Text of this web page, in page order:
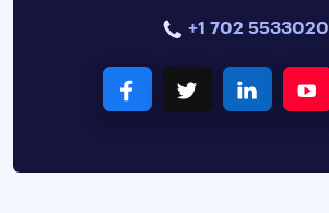
+1 702 5533020